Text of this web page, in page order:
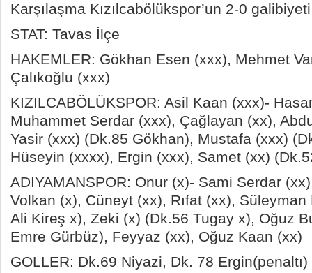
Karşılaşma Kızılcabölükspor’un 2-0
STAT: Tavas İlçe
HAKEMLER: Gökhan Esen (xxx), Mehmet
Çalıkoğlu (xxx)
KIZILCABÖLÜKSPOR: Asil Kaan (xxx)-
Muhammet Serdar (xxx), Çağlayan (xx),
Yasir (xxx) (Dk.85 Gökhan), Mustafa (xxx)
Hüseyin (xxxx), Ergin (xxx), Samet (xx)
ADIYAMANSPOR: Onur (x)- Sami Serdar
Volkan (x), Cüneyt (xx), Rıfat (xx),
Ali Kireş x), Zeki (x) (Dk.56 Tugay x), Oğuz
Emre Gürbüz), Feyyaz (xx), Oğuz Kaan (xx)
GOLLER: Dk.69 Niyazi, Dk. 78 Ergin(penaltı)